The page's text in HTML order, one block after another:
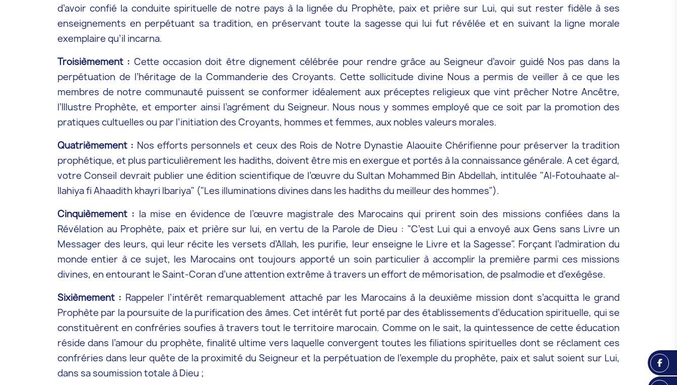
d’avoir confié la conduite spirituelle de notre pays à la lignée du Prophète, paix et prière sur Lui, qui sut rester fidèle à ses
enseignements en perpétuant sa tradition, en préservant toute la sagesse qui lui fut révélée et en suivant la ligne morale
exemplaire qu’il incarna.
Troisièmement : Cette occasion doit être dignement célébrée pour rendre grâce au Seigneur d’avoir guidé Nos pas dans la
perpétuation de l’héritage de la Commanderie des Croyants. Cette sollicitude divine Nous a permis de veiller à ce que les
membres de notre communauté puissent se conformer idéalement aux préceptes religieux que vint prêcher Notre Ancêtre,
l’Illustre Prophète, et emporter ainsi l’agrément du Seigneur. Nous nous y sommes employé que ce soit par la promotion des
pratiques cultuelles ou par l’initiation des Croyants, hommes et femmes, aux nobles valeurs morales.
Quatrièmement : Nos efforts personnels et ceux des Rois de Notre Dynastie Alaouite Chérifienne pour préserver la tradition
prophétique, et plus particulièrement les hadiths, doivent être mis en exergue et portés à la connaissance générale. A cet égard,
votre Conseil devrait publier une édition scientifique de l’œuvre du Sultan Mohammed Bin Abdellah, intitulée "Al-Fotouhaate al-
Ilahiya fi Ahaadith khayri lbariya" ("Les illuminations divines dans les hadiths du meilleur des hommes").
Cinquièmement : la mise en évidence de l’œuvre magistrale des Marocains qui prirent soin des missions confiées dans la
Révélation au Prophète, paix et prière sur lui, en vertu de la Parole de Dieu : "C’est Lui qui a envoyé aux Gens sans Livre un
Messager des leurs, qui leur récite les versets d’Allah, les purifie, leur enseigne le Livre et la Sagesse". Forçant l’admiration du
monde entier à ce sujet, les Marocains ont toujours apporté un soin particulier à accomplir la première parmi ces missions
divines, en entourant le Saint-Coran d’une attention extrême à travers un effort de mémorisation, de psalmodie et d’exégèse.
Sixièmement : Rappeler l’intérêt remarquablement attaché par les Marocains à la deuxième mission dont s’acquitta le grand
Prophète par la poursuite de la purification des âmes. Cet intérêt fut porté par des établissements d’éducation spirituelle, qui se
constituèrent en confréries soufies à travers tout le territoire marocain. Comme on le sait, la quintessence de cette éducation
réside dans l’amour du prophète, finalité ultime vers laquelle convergent toutes les filiations spirituelles dont se réclament ces
confréries dans leur quête de la proximité du Seigneur et la perpétuation de l’exemple du prophète, paix et salut soient sur Lui,
dans sa soumission totale à Dieu ;